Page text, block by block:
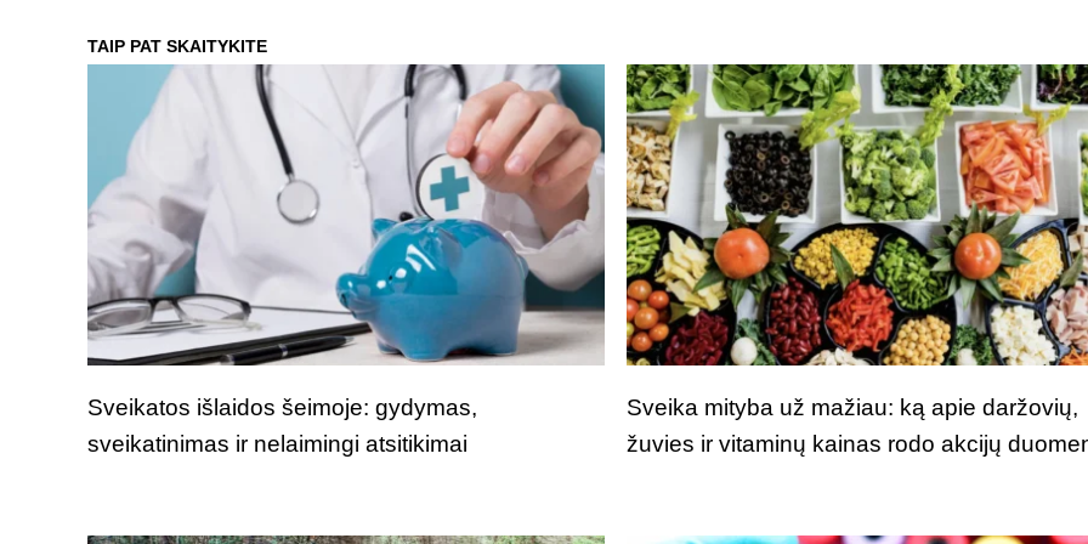
TAIP PAT SKAITYKITE
Sveikatos išlaidos šeimoje: gydymas,
sveikatinimas ir nelaimingi atsitikimai
Sveika mityba už mažiau: ką apie daržovių,
žuvies ir vitaminų kainas rodo akcijų